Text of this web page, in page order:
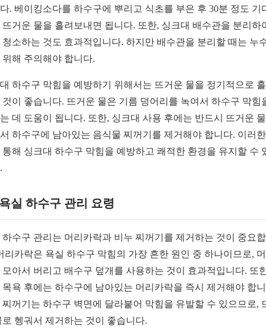
. 베이킹소다를 하수구에 뿌리고 식초를 부은 후 30분 정도 기
뜨거운 물을 흘려보내면 됩니다. 또한, 싱크대 배수관을 분리하
청소하는 것도 효과적입니다. 하지만 배수관을 분리할 때는 누
위해 주의해야 합니다.
하수구 막힘을 예방하기 위해서는 뜨거운 물을 정기적으로
것이 좋습니다. 뜨거운 물은 기름 덩어리를 녹여서 하수구 막힘
데 도움이 됩니다. 또한, 싱크대 사용 후에는 반드시 뜨거운
하수구에 남아있는 음식물 찌꺼기를 제거해야 합니다. 이러
통해 싱크대 하수구 막힘을 예방하고 쾌적한 환경을 유지할 수
실 하수구 관리 요령
하수구 관리는 머리카락과 비누 찌꺼기를 제거하는 것이 중요
리카락은 욕실 하수구 막힘의 가장 흔한 원인 중 하나이므로,
모아서 버리고 배수구 덮개를 사용하는 것이 효과적입니다. 또
목욕 후에는 하수구에 남아있는 머리카락을 즉시 제거해야 합
찌꺼기는 하수구 벽면에 달라붙어 막힘을 유발할 수 있으므로,
로 헹궈서 제거하는 것이 좋습니다.